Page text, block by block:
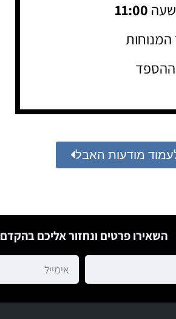
11:00
המנוחות
ההספד
מודעות האבל
השאירו פרטים ונחזור אליכם